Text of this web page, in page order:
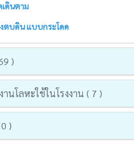
ดินตาม
ตบดิน แบบกระโดด
)
านโลหะใช้ในโรงงาน ( 7 )
)